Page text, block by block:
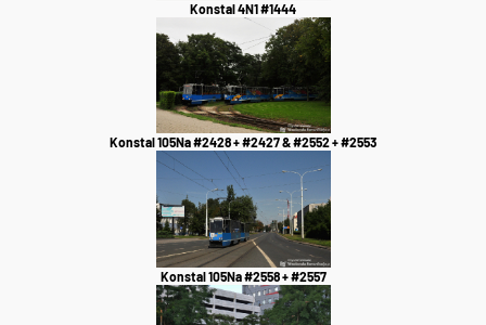
Konstal 4N1 #1444
Konstal 105Na #2428 + #2427 & #2552 + #2553
Konstal 105Na #2558 + #2557